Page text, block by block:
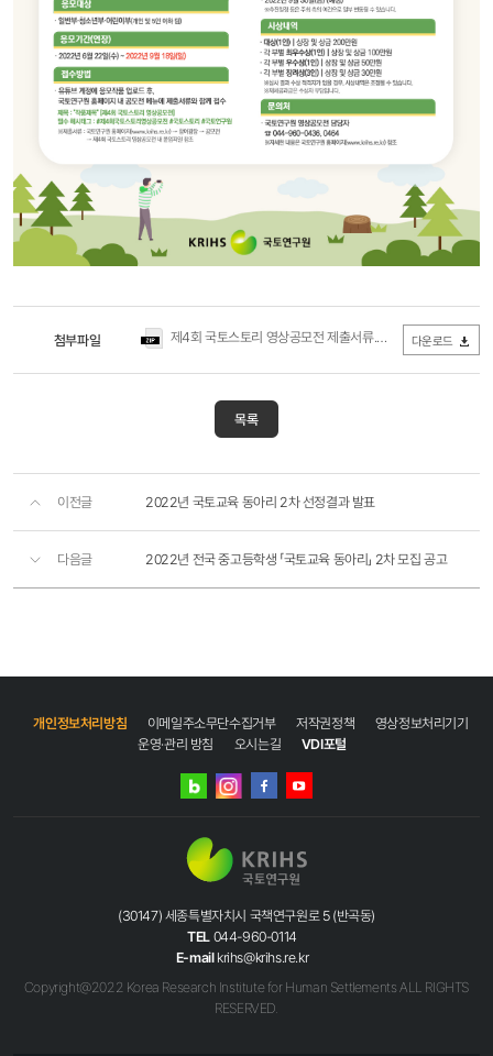
첨부파일 제4회 국토스토리 영상공모전 제출서류.zip (0Byte / 다운로드 490
다운로드
목록
이전글 2022년 국토교육 동아리 2차 선정결과 발표
다음글 2022년 전국 중고등학생 「국토교육 동아리」 2차 모집 공고
개인정보처리방침 이메일주소무단수집거부 저작권정책
영상정보처리기기
운영·관리 방침
오시는길 VDI포털
네이버
인스타그램
(30147) 세종특별자치시 국책연구원로 5 (반곡동)
TEL 044-960-0114
E-mail krihs@krihs.re.kr
Copyright@2022 Korea Research Institute for Human Settlements ALL RIGHTS
RESERVED.